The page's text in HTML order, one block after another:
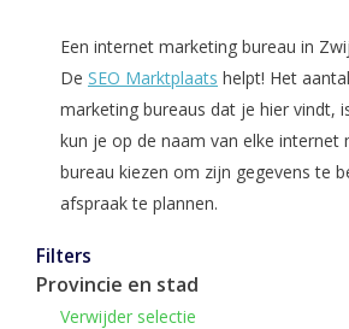
Een internet marketing bureau in
De SEO Marktplaats helpt! Het
marketing bureaus dat je hier vindt,
kun je op de naam van elke internet
bureau kiezen om zijn gegevens te
afspraak te plannen.
Filters
Provincie en stad
Verwijder selectie